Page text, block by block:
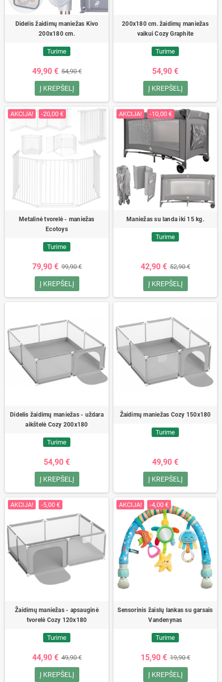
Didelis žaidimų maniežas Kivo
200x180 cm.
Turime
49,90 € 54,90 €
Į KREPŠELĮ
200x180 cm. žaidimų maniežas
vaikui Cozy Graphite
Turime
54,90 €
Į KREPŠELĮ
AKCIJA! -20,00 €
Metalinė tvorelė - maniežas
Ecotoys
Turime
79,90 € 99,90 €
Į KREPŠELĮ
AKCIJA! -10,00 €
Maniežas su landa iki 15 kg.
Turime
42,90 € 52,90 €
Į KREPŠELĮ
Didelis žaidimų maniežas - uždara
aikštelė Cozy 200x180
Turime
54,90 €
Į KREPŠELĮ
Žaidimų maniežas Cozy 150x180
Turime
49,90 €
Į KREPŠELĮ
AKCIJA! -5,00 €
Žaidimų maniežas - apsauginė
tvorelė Cozy 120x180
Turime
44,90 € 49,90 €
Į KREPŠELĮ
AKCIJA! -4,00 €
Sensorinis žaislų lankas su garsais
Vandenynas
Turime
15,90 € 19,90 €
Į KREPŠELĮ